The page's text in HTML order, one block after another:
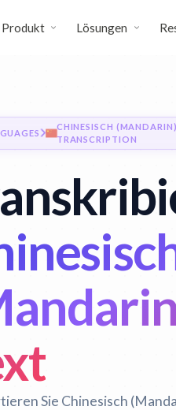
Produkt Lösungen
CHINESISCH (MANDARIN)
TRANSCRIPTION
Sie Chinesisch